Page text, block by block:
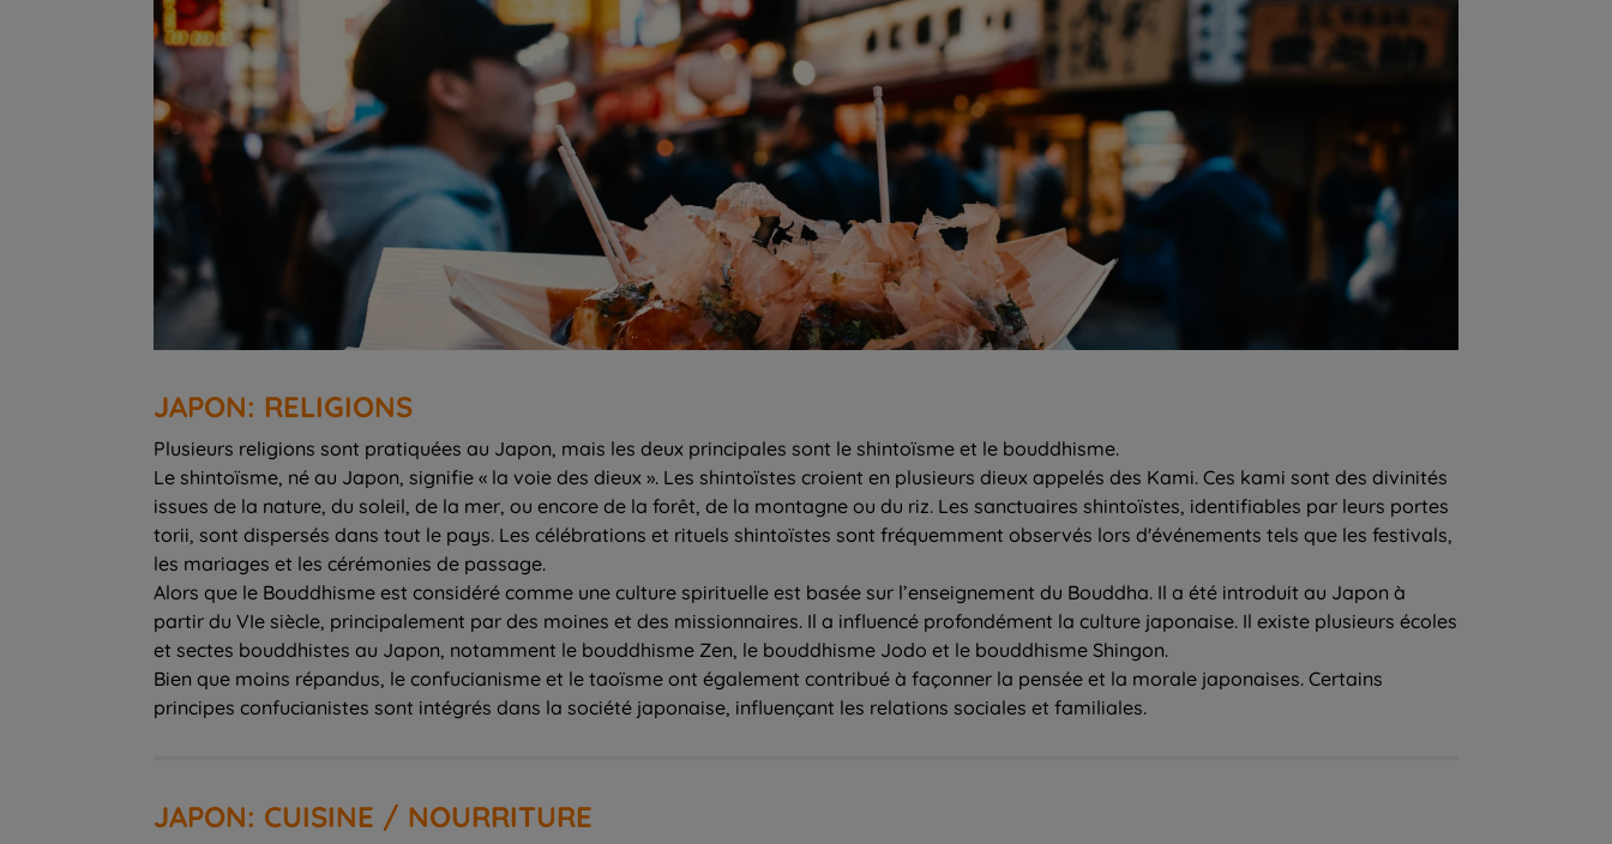
JAPON: RELIGIONS
Plusieurs religions sont pratiquées au Japon, mais les deux principales sont le shintoïsme et le bouddhisme.
Le shintoïsme, né au Japon, signifie « la voie des dieux ». Les shintoïstes croient en plusieurs dieux appelés des Kami. Ces kami sont des divinités
issues de la nature, du soleil, de la mer, ou encore de la forêt, de la montagne ou du riz. Les sanctuaires shintoïstes, identifiables par leurs portes
torii, sont dispersés dans tout le pays. Les célébrations et rituels shintoïstes sont fréquemment observés lors d'événements tels que les festivals,
les mariages et les cérémonies de passage.
Alors que le Bouddhisme est considéré comme une culture spirituelle est basée sur l’enseignement du Bouddha. Il a été introduit au Japon à
partir du VIe siècle, principalement par des moines et des missionnaires. Il a influencé profondément la culture japonaise. Il existe plusieurs écoles
et sectes bouddhistes au Japon, notamment le bouddhisme Zen, le bouddhisme Jodo et le bouddhisme Shingon.
Bien que moins répandus, le confucianisme et le taoïsme ont également contribué à façonner la pensée et la morale japonaises. Certains
principes confucianistes sont intégrés dans la société japonaise, influençant les relations sociales et familiales.
JAPON: CUISINE / NOURRITURE